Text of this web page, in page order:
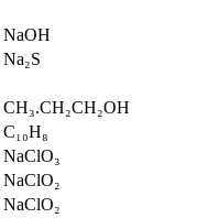
NaOH
Na₂S
CH₃.CH₂CH₂OH
C₁₀H₈
NaClO₃
NaClO₂
NaClO₂